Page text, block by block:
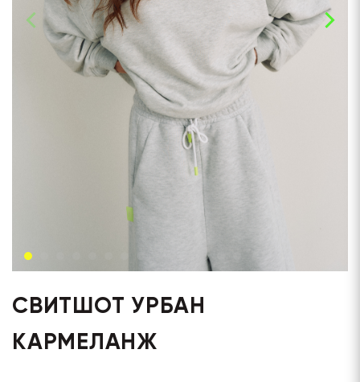
СВИТШОТ УРБАН
КАРМЕЛАНЖ